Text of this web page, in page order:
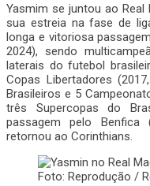
Yasmim se juntou ao Real
sua estreia na fase de
longa e vitoriosa
2024), sendo
laterais do futebol
Copas Libertadores
Brasileiros e 5
três Supercopas do
passagem pelo Benfica
retornou ao Corinthians.
Foto: Reprodução /